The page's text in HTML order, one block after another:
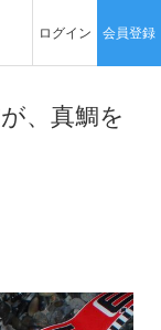
ログイン 会員登録
、真鯛を